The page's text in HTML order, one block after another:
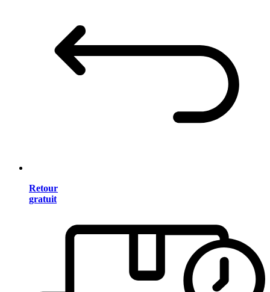
Retour
gratuit